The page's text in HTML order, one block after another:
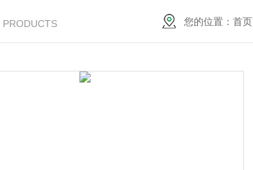
PRODUCTS 您的位置：首页